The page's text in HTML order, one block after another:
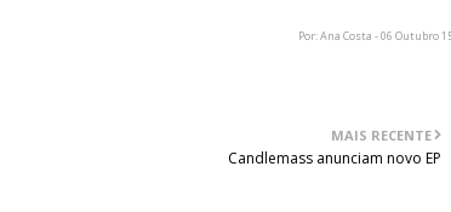
Por: Ana Costa - 06 Outubro
MAIS RECENTE
Candlemass anunciam novo EP